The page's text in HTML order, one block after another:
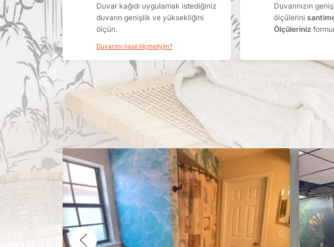
Duvar kağıdı uygulamak istediğiniz
duvarın genişlik ve yüksekliğini
ölçün.
Duvarımı nasıl ölçmeliyim?
Duvarınızın
ölçülerini
Ölçüleriniz